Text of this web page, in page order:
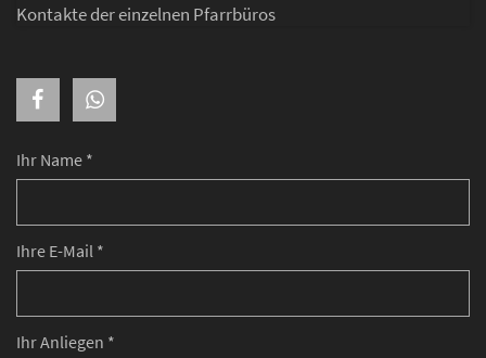
Ihr Name *
Ihre E-Mail *
Ihr Anliegen *
Kontakte der einzelnen Pfarrbüros